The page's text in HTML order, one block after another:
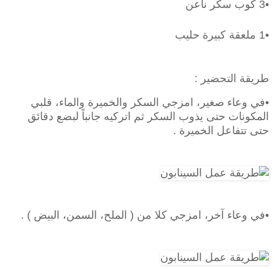
•3 كوب سكر ناعن
•1 ملعقة كبيرة حليب
طريقة التحضير :
•في وعاء صغير، امزجي السكر والخميرة والماء، قلبي
المكونات حتى يذوب السكر ثم اتركيه جانباً لبضع دقائق
حتى تتفاعل الخميرة .
•في وعاء آخر، امزجي كلا من ( الملح، السمن، البيض ) .